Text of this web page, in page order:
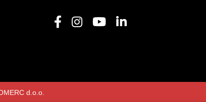
d.o.o.